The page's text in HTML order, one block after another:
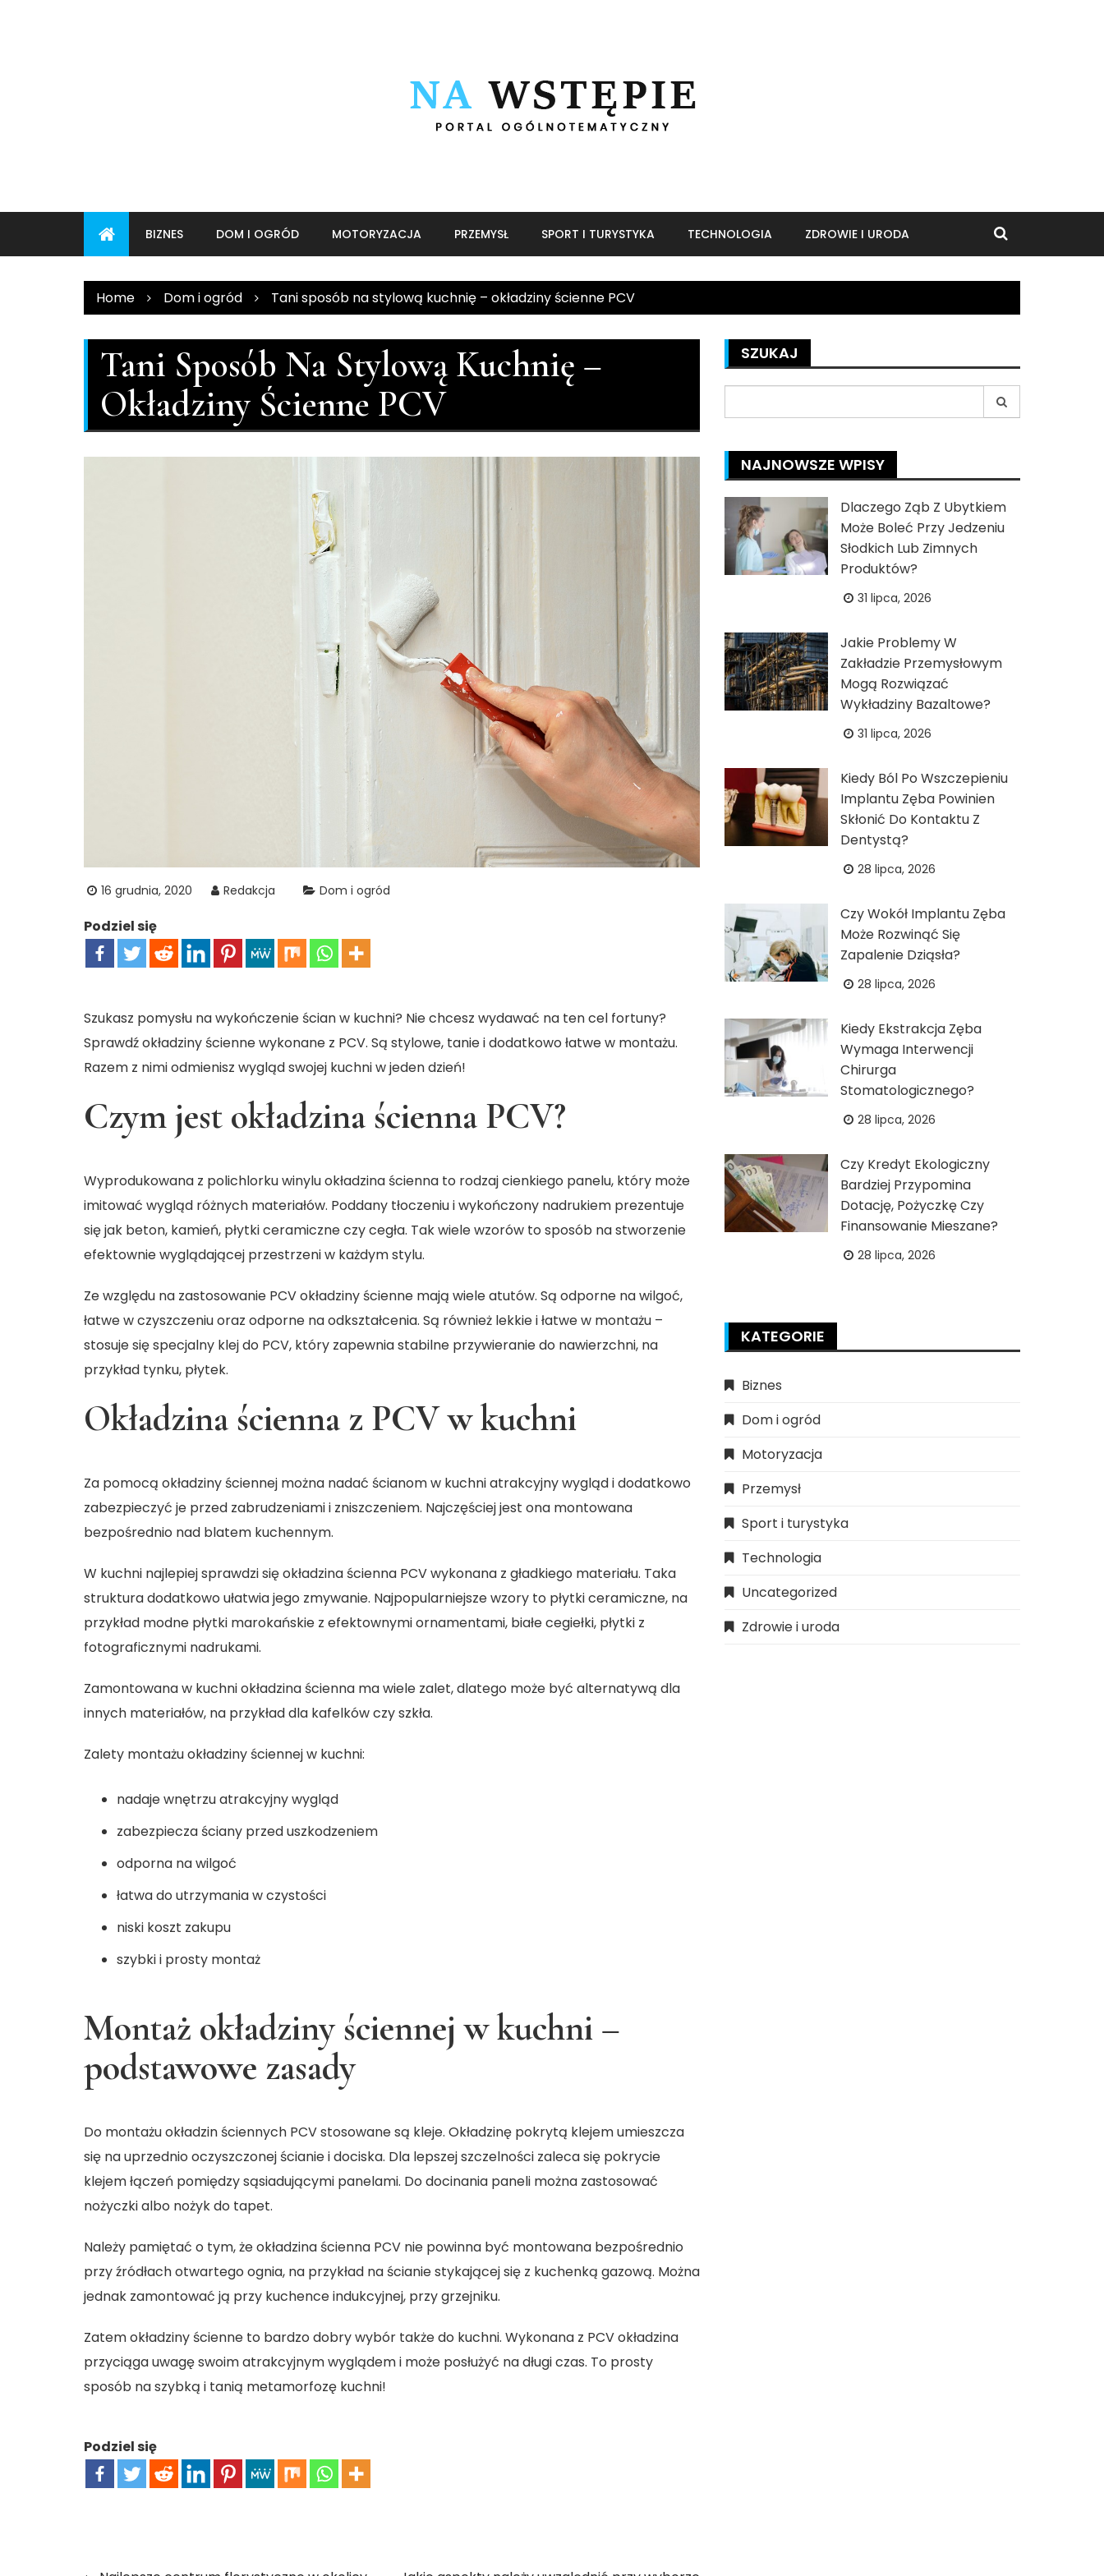
BIZNES DOM I OGRÓD MOTORYZACJA PRZEMYSŁ SPORT I TURYSTYKA TECHNOLOGIA ZDROWIE I URODA
Home Dom i ogród Tani sposób na stylową kuchnię – okładziny ścienne PCV
Tani Sposób Na Stylową Kuchnię –
Okładziny Ścienne PCV
16 grudnia, 2020 Redakcja Dom i ogród
Podziel się
Szukasz pomysłu na wykończenie ścian w kuchni? Nie chcesz wydawać na ten cel fortuny?
Sprawdź okładziny ścienne wykonane z PCV. Są stylowe, tanie i dodatkowo łatwe w montażu.
Razem z nimi odmienisz wygląd swojej kuchni w jeden dzień!
Czym jest okładzina ścienna PCV?
Wyprodukowana z polichlorku winylu okładzina ścienna to rodzaj cienkiego panelu, który może
imitować wygląd różnych materiałów. Poddany tłoczeniu i wykończony nadrukiem prezentuje
się jak beton, kamień, płytki ceramiczne czy cegła. Tak wiele wzorów to sposób na stworzenie
efektownie wyglądającej przestrzeni w każdym stylu.
Ze względu na zastosowanie PCV okładziny ścienne mają wiele atutów. Są odporne na wilgoć,
łatwe w czyszczeniu oraz odporne na odkształcenia. Są również lekkie i łatwe w montażu –
stosuje się specjalny klej do PCV, który zapewnia stabilne przywieranie do nawierzchni, na
przykład tynku, płytek.
Okładzina ścienna z PCV w kuchni
Za pomocą okładziny ściennej można nadać ścianom w kuchni atrakcyjny wygląd i dodatkowo
zabezpieczyć je przed zabrudzeniami i zniszczeniem. Najczęściej jest ona montowana
bezpośrednio nad blatem kuchennym.
W kuchni najlepiej sprawdzi się okładzina ścienna PCV wykonana z gładkiego materiału. Taka
struktura dodatkowo ułatwia jego zmywanie. Najpopularniejsze wzory to płytki ceramiczne, na
przykład modne płytki marokańskie z efektownymi ornamentami, białe cegiełki, płytki z
fotograficznymi nadrukami.
Zamontowana w kuchni okładzina ścienna ma wiele zalet, dlatego może być alternatywą dla
innych materiałów, na przykład dla kafelków czy szkła.
Zalety montażu okładziny ściennej w kuchni:
nadaje wnętrzu atrakcyjny wygląd
zabezpiecza ściany przed uszkodzeniem
odporna na wilgoć
łatwa do utrzymania w czystości
niski koszt zakupu
szybki i prosty montaż
Montaż okładziny ściennej w kuchni –
podstawowe zasady
Do montażu okładzin ściennych PCV stosowane są kleje. Okładzinę pokrytą klejem umieszcza
się na uprzednio oczyszczonej ścianie i dociska. Dla lepszej szczelności zaleca się pokrycie
klejem łączeń pomiędzy sąsiadującymi panelami. Do docinania paneli można zastosować
nożyczki albo nożyk do tapet.
Należy pamiętać o tym, że okładzina ścienna PCV nie powinna być montowana bezpośrednio
przy źródłach otwartego ognia, na przykład na ścianie stykającej się z kuchenką gazową. Można
jednak zamontować ją przy kuchence indukcyjnej, przy grzejniku.
Zatemokładziny ścienne to bardzo dobry wybór także do kuchni. Wykonana z PCV okładzina
przyciąga uwagę swoim atrakcyjnym wyglądem i może posłużyć na długi czas. To prosty
sposób na szybką i tanią metamorfozę kuchni!
Podziel się
SZUKAJ
for:
NAJNOWSZE WPISY
Dlaczego Ząb Z Ubytkiem
Może Boleć Przy Jedzeniu
Słodkich Lub Zimnych
Produktów?
31 lipca, 2026
Jakie Problemy W
Zakładzie Przemysłowym
Mogą Rozwiązać
Wykładziny Bazaltowe?
31 lipca, 2026
Kiedy Ból Po Wszczepieniu
Implantu Zęba Powinien
Skłonić Do Kontaktu Z
Dentystą?
28 lipca, 2026
Czy Wokół Implantu Zęba
Może Rozwinąć Się
Zapalenie Dziąsła?
28 lipca, 2026
Kiedy Ekstrakcja Zęba
Wymaga Interwencji
Chirurga
Stomatologicznego?
28 lipca, 2026
Czy Kredyt Ekologiczny
Bardziej Przypomina
Dotację, Pożyczkę Czy
Finansowanie Mieszane?
28 lipca, 2026
KATEGORIE
Biznes
Dom i ogród
Motoryzacja
Przemysł
Sport i turystyka
Technologia
Uncategorized
Zdrowie i uroda